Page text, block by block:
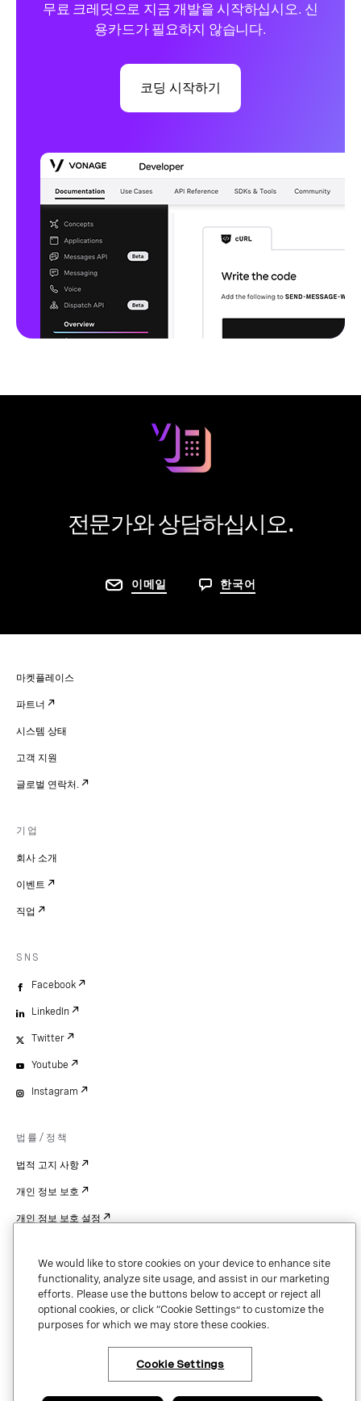
무료 크레딧으로 지금 개발을 시작하십시오. 신
용카드가 필요하지 않습니다.
코딩 시작하기
전문가와 상담하십시오.
이메일 한국어
Copyright © 2026 Vonage. All rights reserved. VONAGE®, the V logo ( ®),
마켓플레이스
파트너
시스템 상태
고객 지원
글로벌 연락처.
기업
회사 소개
이벤트
직업
SNS
Facebook
LinkedIn
Twitter
Youtube
Instagram
법률/정책
법적 고지 사항
개인 정보 보호
개인 정보 보호 설정
저작권
보안 및 신뢰
We would like to store cookies on your device to enhance site
functionality, analyze site usage, and assist in our marketing
efforts. Please use the buttons below to accept or reject all
optional cookies, or click “Cookie Settings” to customize the
purposes for which we may store these cookies.
Cookie Settings